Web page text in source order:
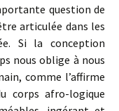
question de
articulée dans les
Si la conception
nous oblige à nous
comme l’affirme
corps afro-logique